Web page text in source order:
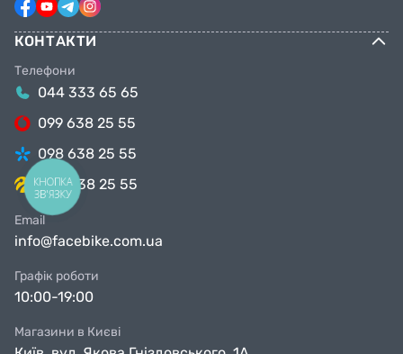
КОНТАКТИ
Телефони
044 333 65 65
099 638 25 55
098 638 25 55
063 638 25 55
Email
info@facebike.com.ua
Графік роботи
10:00-19:00
Магазини в Києві
КНОПКА
ЗВ'ЯЗКУ